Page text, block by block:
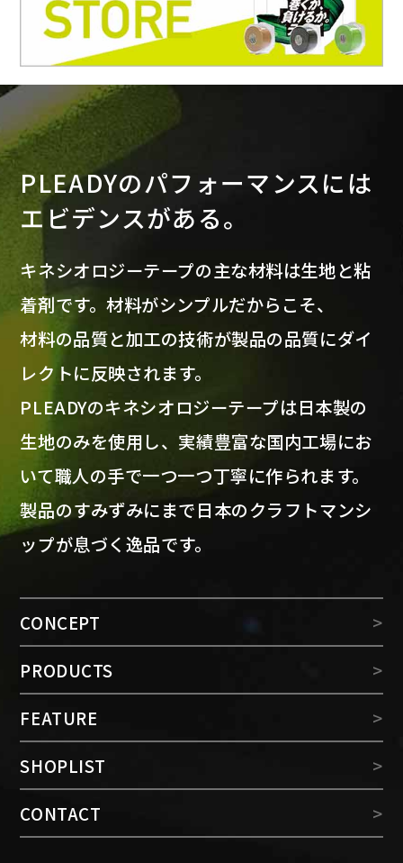
PLEADYのパフォーマンスには
エビデンスがある。
キネシオロジーテープの主な材料は生地と粘
着剤です。材料がシンプルだからこそ、
材料の品質と加工の技術が製品の品質にダイ
レクトに反映されます。
PLEADYのキネシオロジーテープは日本製の
生地のみを使用し、実績豊富な国内工場にお
いて職人の手で一つ一つ丁寧に作られます。
製品のすみずみにまで日本のクラフトマンシ
ップが息づく逸品です。
CONCEPT
PRODUCTS
FEATURE
SHOPLIST
CONTACT